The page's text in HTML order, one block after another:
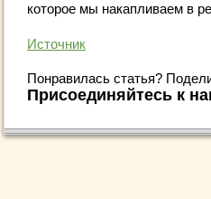
которое мы накапливаем в
Источник
Понравилась статья?
Присоединяйтесь к